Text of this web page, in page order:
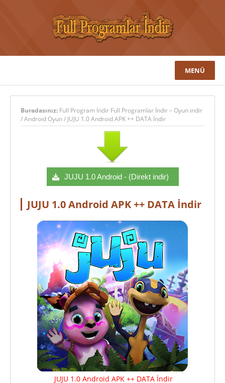
MENÜ
Buradasınız: Full Program İndir Full Programlar İndir – Oyun indir
/Android Oyun/ JUJU 1.0 Android APK ++ DATA İndir
JUJU 1.0 Android - (Direkt indir)
JUJU 1.0 Android APK ++ DATA İndir
JUJU 1.0 Android APK ++ DATA İndir